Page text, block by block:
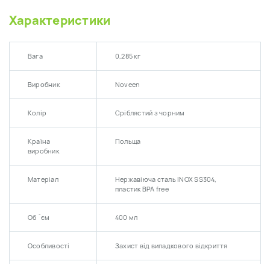
Характеристики
Вага 0,285 кг
Виробник Noveen
Колір Сріблястий з чорним
Країна
виробник
Польща
Матеріал
Нержавіюча сталь INOX SS304,
пластик BPA free
Об `єм 400 мл
Особливості Захист від випадкового відкриття